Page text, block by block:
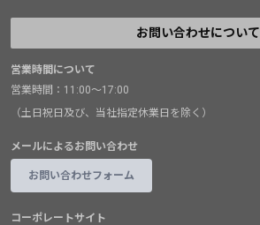
お問い合わせについて
営業時間について
営業時間：11:00～17:00
（土日祝日及び、当社指定休業日を除く）
メールによるお問い合わせ
お問い合わせフォーム
コーポレートサイト